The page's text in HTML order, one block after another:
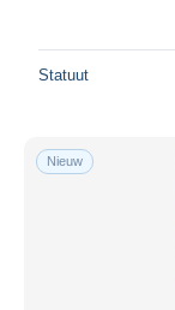
Statuut
Nieuw